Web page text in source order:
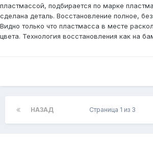
пластмассой, подбирается по марке
сделана деталь. Восстановление полное,
Видно только что пластмасса в месте
цвета. Технология восстановления как на
НАЗАД Страница 1 из 3